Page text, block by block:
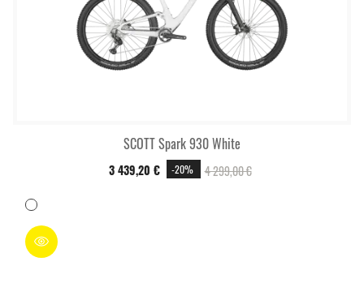
SCOTT Spark 930 White
3 439,20 € -20% 4 299,00 €
Blanc